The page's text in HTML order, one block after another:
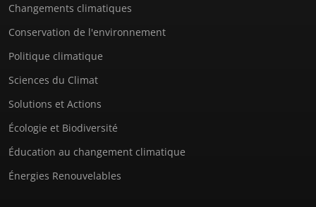
Changements climatiques
Conservation de l'environnement
Politique climatique
Sciences du Climat
Solutions et Actions
Écologie et Biodiversité
Éducation au changement climatique
Énergies Renouvelables